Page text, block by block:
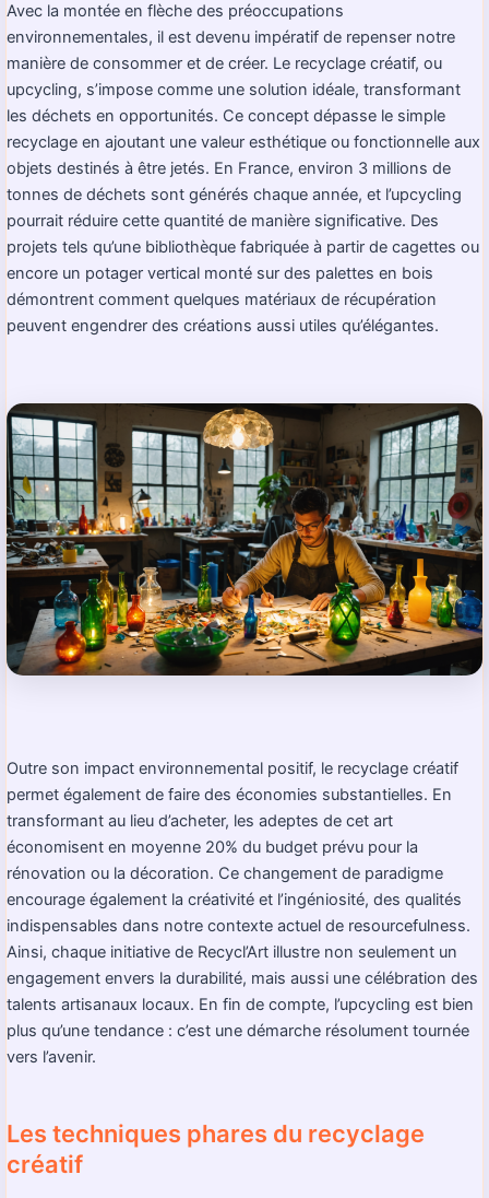
Avec la montée en flèche des préoccupations
environnementales, il est devenu impératif de repenser notre
manière de consommer et de créer. Le recyclage créatif, ou
upcycling, s’impose comme une solution idéale, transformant
les déchets en opportunités. Ce concept dépasse le simple
recyclage en ajoutant une valeur esthétique ou fonctionnelle aux
objets destinés à être jetés. En France, environ 3 millions de
tonnes de déchets sont générés chaque année, et l’upcycling
pourrait réduire cette quantité de manière significative. Des
projets tels qu’une bibliothèque fabriquée à partir de cagettes ou
encore un potager vertical monté sur des palettes en bois
démontrent comment quelques matériaux de récupération
peuvent engendrer des créations aussi utiles qu’élégantes.
Outre son impact environnemental positif, le recyclage créatif
permet également de faire des économies substantielles. En
transformant au lieu d’acheter, les adeptes de cet art
économisent en moyenne 20% du budget prévu pour la
rénovation ou la décoration. Ce changement de paradigme
encourage également la créativité et l’ingéniosité, des qualités
indispensables dans notre contexte actuel de resourcefulness.
Ainsi, chaque initiative de Recycl’Art illustre non seulement un
engagement envers la durabilité, mais aussi une célébration des
talents artisanaux locaux. En fin de compte, l’upcycling est bien
plus qu’une tendance : c’est une démarche résolument tournée
vers l’avenir.
Les techniques phares du recyclage
créatif